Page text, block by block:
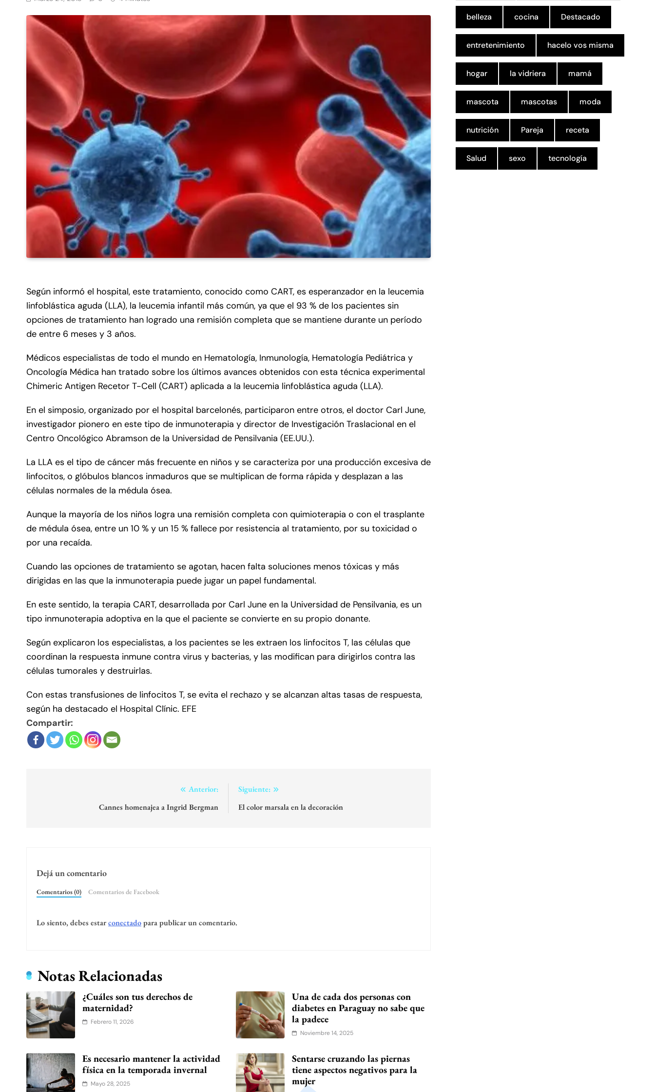
Según informó el hospital, este tratamiento, conocido como CART, es esperanzador en la leucemia
linfoblástica aguda (LLA), la leucemia infantil más común, ya que el 93 % de los pacientes sin
opciones de tratamiento han logrado una remisión completa que se mantiene durante un período
de entre 6 meses y 3 años.
Médicos especialistas de todo el mundo en Hematología, Inmunología, Hematología Pediátrica y
Oncología Médica han tratado sobre los últimos avances obtenidos con esta técnica experimental
Chimeric Antigen Recetor T-Cell (CART) aplicada a la leucemia linfoblástica aguda (LLA).
En el simposio, organizado por el hospital barcelonés, participaron entre otros, el doctor Carl June,
investigador pionero en este tipo de inmunoterapia y director de Investigación Traslacional en el
Centro Oncológico Abramson de la Universidad de Pensilvania (EE.UU.).
La LLA es el tipo de cáncer más frecuente en niños y se caracteriza por una producción excesiva de
linfocitos, o glóbulos blancos inmaduros que se multiplican de forma rápida y desplazan a las
células normales de la médula ósea.
Aunque la mayoría de los niños logra una remisión completa con quimioterapia o con el trasplante
de médula ósea, entre un 10 % y un 15 % fallece por resistencia al tratamiento, por su toxicidad o
por una recaída.
Cuando las opciones de tratamiento se agotan, hacen falta soluciones menos tóxicas y más
dirigidas en las que la inmunoterapia puede jugar un papel fundamental.
En este sentido, la terapia CART, desarrollada por Carl June en la Universidad de Pensilvania, es un
tipo inmunoterapia adoptiva en la que el paciente se convierte en su propio donante.
Según explicaron los especialistas, a los pacientes se les extraen los linfocitos T, las células que
coordinan la respuesta inmune contra virus y bacterias, y las modifican para dirigirlos contra las
células tumorales y destruirlas.
Con estas transfusiones de linfocitos T, se evita el rechazo y se alcanzan altas tasas de respuesta,
según ha destacado el Hospital Clínic. EFE
Compartir:
Anterior:
Cannes homenajea a Ingrid Bergman
Siguiente:
El color marsala en la decoración
Dejá un comentario
Comentarios (0) Comentarios de Facebook
Lo siento, debes estarconectadopara publicar un comentario.
Notas Relacionadas
¿Cuáles son tus derechos de
maternidad?
Febrero 11, 2026
Una de cada dos personas con
diabetes en Paraguay no sabe que
la padece
Noviembre 14, 2025
Es necesario mantener la actividad
física en la temporada invernal
Mayo 28, 2025
Sentarse cruzando las piernas
tiene aspectos negativos para la
mujer
belleza cocina Destacado
entretenimiento hacelo vos misma
hogar la vidriera mamá
mascota mascotas moda
nutrición Pareja receta
Salud sexo tecnología